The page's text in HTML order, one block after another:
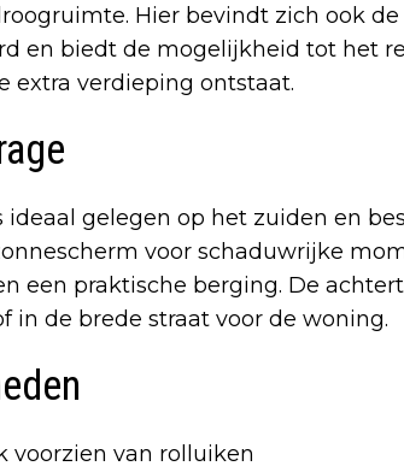
Hier bevindt zich ook de
en biedt de mogelijkheid tot het
extra verdieping ontstaat.
gelegen op het zuiden en
voor schaduwrijke
een praktische berging. De
in de brede straat voor de woning.
voorzien van rolluiken